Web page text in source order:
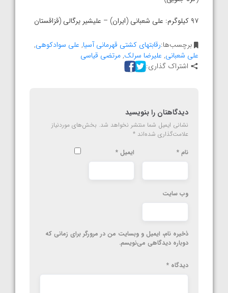
۹۷ کیلوگرم: علی شعبانی (ایران) – علیشیر یرگالی (قزاقستان
برچسب‌ها:رقابتهای کشتی قهرمانی آسیا, علی سوادکوهی,
علی شعبانی, علیرضا سرلک,مرتضی قیاسی
اشتراک گذاری:
دیدگاهتان را بنویسید
نشانی ایمیل شما منتشر نخواهد شد. بخش‌های موردنیاز
علامت‌گذاری شده‌اند *
نام * ایمیل *
وب‌ سایت
ذخیره نام، ایمیل و وبسایت من در مرورگر برای زمانی که
دوباره دیدگاهی می‌نویسم.
دیدگاه *